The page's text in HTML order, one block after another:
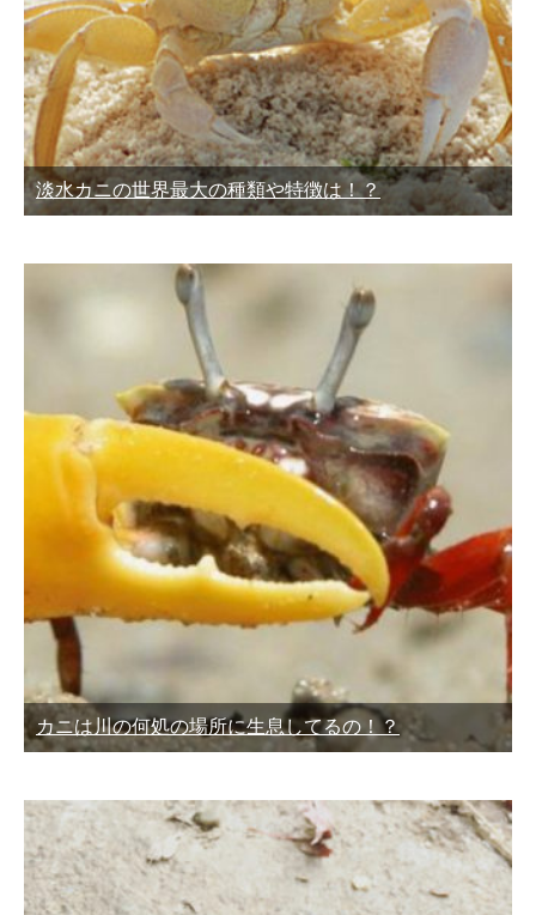
淡水カニの世界最大の種類や特徴は！？
カニは川の何処の場所に生息してるの！？